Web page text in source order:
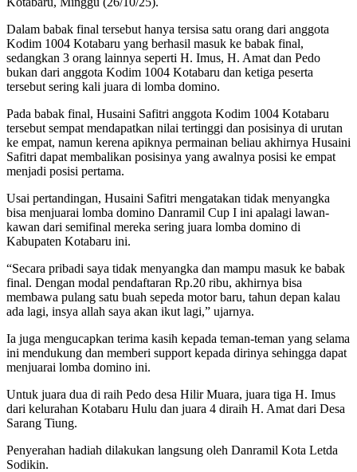
Dalam babak final tersebut hanya tersisa satu orang dari anggota
Kodim 1004 Kotabaru yang berhasil masuk ke babak final,
sedangkan 3 orang lainnya seperti H. Imus, H. Amat dan Pedo
bukan dari anggota Kodim 1004 Kotabaru dan ketiga peserta
tersebut sering kali juara di lomba domino.
Pada babak final, Husaini Safitri anggota Kodim 1004 Kotabaru
tersebut sempat mendapatkan nilai tertinggi dan posisinya di urutan
ke empat, namun kerena apiknya permainan beliau akhirnya Husaini
Safitri dapat membalikan posisinya yang awalnya posisi ke empat
menjadi posisi pertama.
Usai pertandingan, Husaini Safitri mengatakan tidak menyangka
bisa menjuarai lomba domino Danramil Cup I ini apalagi lawan-
kawan dari semifinal mereka sering juara lomba domino di
Kabupaten Kotabaru ini.
“Secara pribadi saya tidak menyangka dan mampu masuk ke babak
final. Dengan modal pendaftaran Rp.20 ribu, akhirnya bisa
membawa pulang satu buah sepeda motor baru, tahun depan kalau
ada lagi, insya allah saya akan ikut lagi,” ujarnya.
Ia juga mengucapkan terima kasih kepada teman-teman yang selama
ini mendukung dan memberi support kepada dirinya sehingga dapat
menjuarai lomba domino ini.
Untuk juara dua di raih Pedo desa Hilir Muara, juara tiga H. Imus
dari kelurahan Kotabaru Hulu dan juara 4 diraih H. Amat dari Desa
Sarang Tiung.
Penyerahan hadiah dilakukan langsung oleh Danramil Kota Letda
Sodikin.